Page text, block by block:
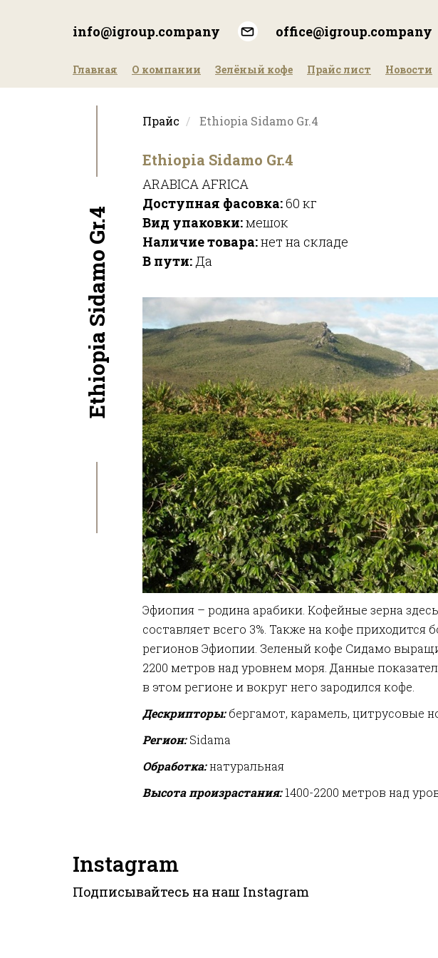
содержанию
info@igroup.company office@igroup.company
Главная О компании Зелёный кофе Прайс лист Новости
Ethiopia Sidamo Gr.4
Прайс Ethiopia Sidamo Gr.4
Ethiopia Sidamo Gr.4
ARABICA AFRICA
Доступная фасовка:60 кг
Вид упаковки:мешок
Наличие товара:нет на складе
В пути:Да
Эфиопия – родина арабики. Кофейные зерна
составляет всего 3%. Также на кофе приходится
регионов Эфиопии. Зеленый кофе Сидамо
2200 метров над уровнем моря. Данные
в этом регионе и вокруг него зародился кофе.
Дескрипторы:бергамот, карамель, цитрусовые
Регион:Sidama
Обработка:натуральная
Высота произрастания:1400-2200 метров над
Instagram
Подписывайтесь на наш Instagram